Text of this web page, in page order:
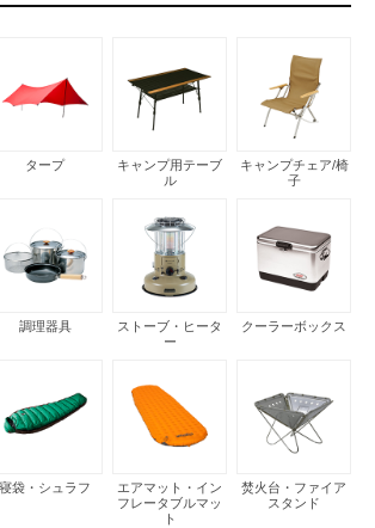
タープ
キャンプ用テーブ
ル
キャンプチェア/椅
子
調理器具
ストーブ・ヒータ
ー
クーラーボックス
寝袋・シュラフ
エアマット・イン
フレータブルマッ
ト
焚火台・ファイア
スタンド